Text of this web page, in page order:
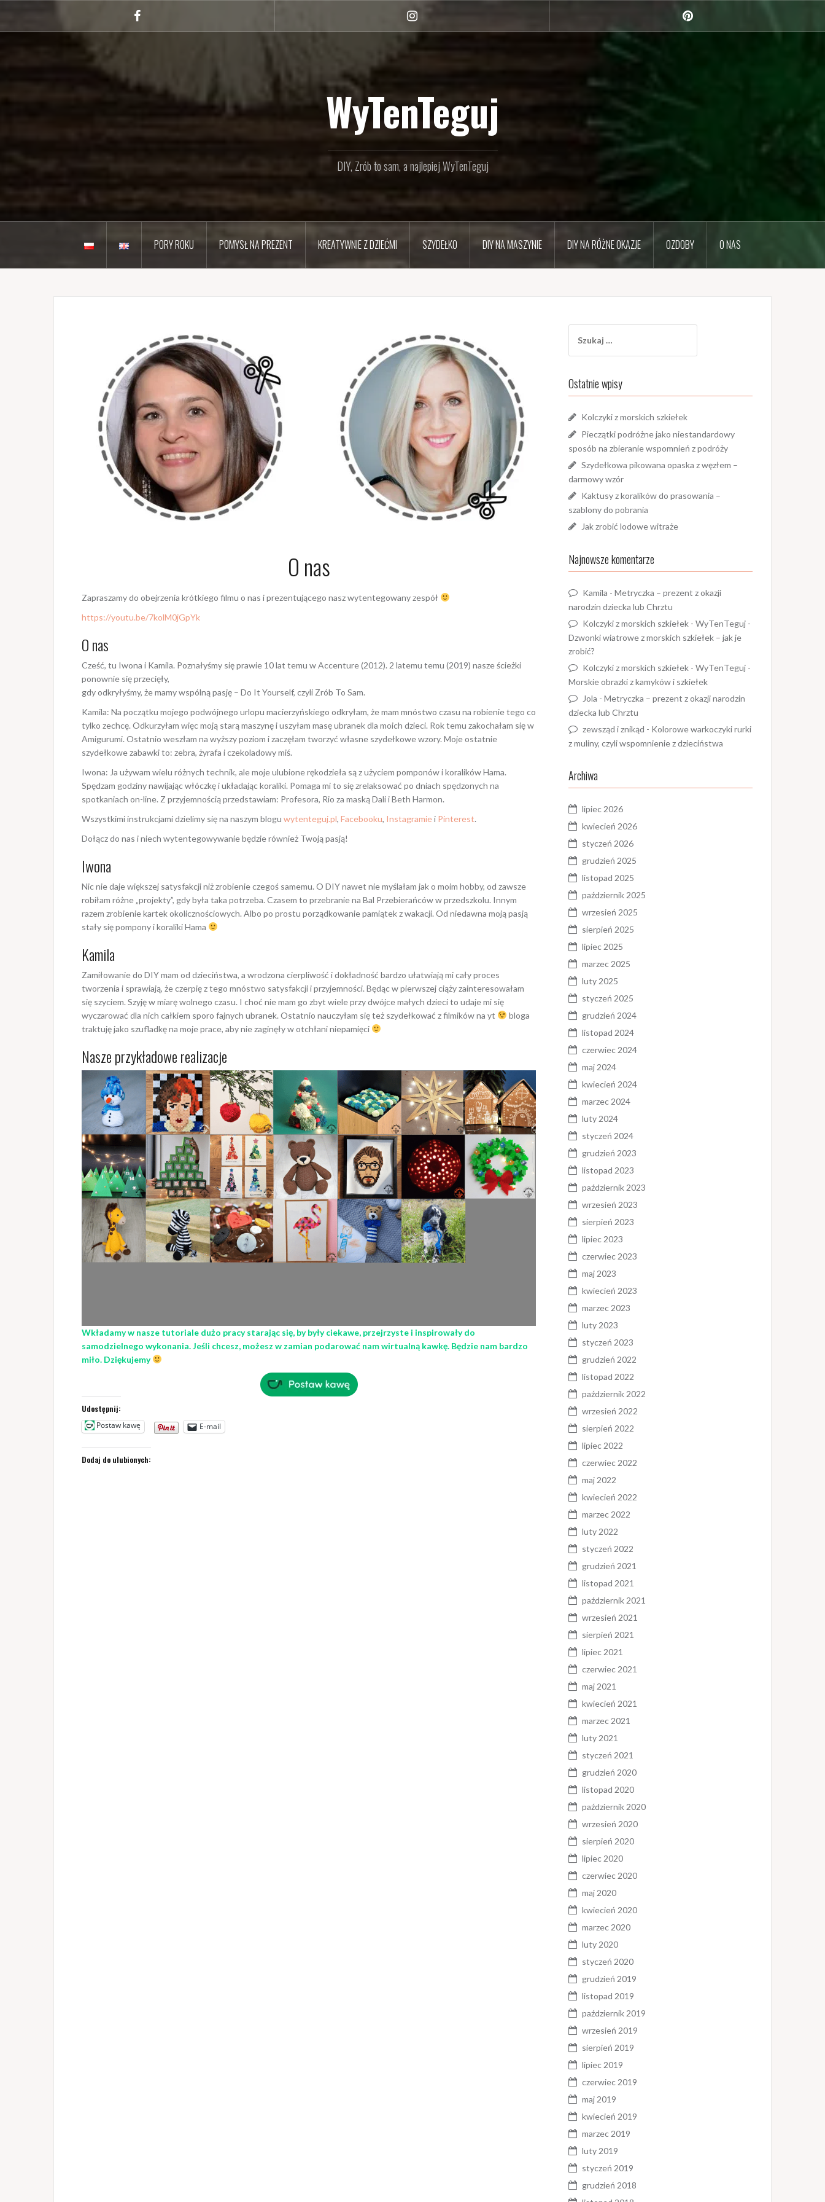
treści
WyTenTeguj
DIY, Zrób to sam, a najlepiej WyTenTeguj
PORY ROKU POMYSŁ NA PREZENT KREATYWNIE Z DZIEĆMI SZYDEŁKO DIY NA MASZYNIE DIY NA RÓŻNE OKAZJE OZDOBY O NAS
O nas
Zapraszamy do obejrzenia krótkiego filmu o nas i prezentującego nasz wytentegowany zespół
https://youtu.be/7kolM0jGpYk
O nas
Cześć, tu Iwona i Kamila. Poznałyśmy się prawie 10 lat temu w Accenture (2012). 2 latemu temu (2019) nasze ścieżki
ponownie się przecięły,
gdy odkryłyśmy, że mamy wspólną pasję – Do It Yourself, czyli Zrób To Sam.
Kamila: Na początku mojego podwójnego urlopu macierzyńskiego odkryłam, że mam mnóstwo czasu na robienie tego co
tylko zechcę. Odkurzyłam więc moją starą maszynę i uszyłam masę ubranek dla moich dzieci. Rok temu zakochałam się w
Amigurumi. Ostatnio weszłam na wyższy poziom i zaczęłam tworzyć własne szydełkowe wzory. Moje ostatnie
szydełkowe zabawki to: zebra, żyrafa i czekoladowy miś.
Iwona: Ja używam wielu różnych technik, ale moje ulubione rękodzieła są z użyciem pomponów i koralików Hama.
Spędzam godziny nawijając włóczkę i układając koraliki. Pomaga mi to się zrelaksować po dniach spędzonych na
spotkaniach on-line. Z przyjemnością przedstawiam: Profesora, Rio za maską Dali i Beth Harmon.
Wszystkimi instrukcjami dzielimy się na naszym blogu wytenteguj.pl, Facebooku, Instagramiei Pinterest.
Dołącz do nas i niech wytentegowywanie będzie również Twoją pasją!
Iwona
Nic nie daje większej satysfakcji niż zrobienie czegoś samemu. O DIY nawet nie myślałam jak o moim hobby, od zawsze
robiłam różne „projekty”, gdy była taka potrzeba. Czasem to przebranie na Bal Przebierańców w przedszkolu. Innym
razem zrobienie kartek okolicznościowych. Albo po prostu porządkowanie pamiątek z wakacji. Od niedawna moją pasją
stały się pompony i koraliki Hama
Kamila
Zamiłowanie do DIY mam od dzieciństwa, a wrodzona cierpliwość i dokładność bardzo ułatwiają mi cały proces
tworzenia i sprawiają, że czerpię z tego mnóstwo satysfakcji i przyjemności. Będąc w pierwszej ciąży zainteresowałam
się szyciem. Szyję w miarę wolnego czasu. I choć nie mam go zbyt wiele przy dwójce małych dzieci to udaje mi się
wyczarować dla nich całkiem sporo fajnych ubranek. Ostatnio nauczyłam się też szydełkować z filmików na yt
bloga
traktuję jako szufladkę na moje prace, aby nie zaginęły w otchłani niepamięci
Nasze przykładowe realizacje
Wkładamy w nasze tutoriale dużo pracy starając się, by były ciekawe, przejrzyste i inspirowały do
samodzielnego wykonania. Jeśli chcesz, możesz w zamian podarować nam wirtualną kawkę. Będzie nam bardzo
miło. Dziękujemy
Udostępnij:
Postaw kawę
E-mail
Dodaj do ulubionych:
Ostatnie wpisy
Kolczyki z morskich szkiełek
Pieczątki podróżne jako niestandardowy
sposób na zbieranie wspomnień z podróży
Szydełkowa pikowana opaska z węzłem –
darmowy wzór
Kaktusy z koralików do prasowania –
szablony do pobrania
Jak zrobić lodowe witraże
Najnowsze komentarze
Kamila - Metryczka – prezent z okazji
narodzin dziecka lub Chrztu
Kolczyki z morskich szkiełek - WyTenTeguj -
Dzwonki wiatrowe z morskich szkiełek – jak je
zrobić?
Kolczyki z morskich szkiełek - WyTenTeguj -
Morskie obrazki z kamyków i szkiełek
Jola - Metryczka – prezent z okazji narodzin
dziecka lub Chrztu
zewsząd i znikąd - Kolorowe warkoczyki rurki
z muliny, czyli wspomnienie z dzieciństwa
Archiwa
lipiec 2026
kwiecień 2026
styczeń 2026
grudzień 2025
listopad 2025
październik 2025
wrzesień 2025
sierpień 2025
lipiec 2025
marzec 2025
luty 2025
styczeń 2025
grudzień 2024
listopad 2024
czerwiec 2024
maj 2024
kwiecień 2024
marzec 2024
luty 2024
styczeń 2024
grudzień 2023
listopad 2023
październik 2023
wrzesień 2023
sierpień 2023
lipiec 2023
czerwiec 2023
maj 2023
kwiecień 2023
marzec 2023
luty 2023
styczeń 2023
grudzień 2022
listopad 2022
październik 2022
wrzesień 2022
sierpień 2022
lipiec 2022
czerwiec 2022
maj 2022
kwiecień 2022
marzec 2022
luty 2022
styczeń 2022
grudzień 2021
listopad 2021
październik 2021
wrzesień 2021
sierpień 2021
lipiec 2021
czerwiec 2021
maj 2021
kwiecień 2021
marzec 2021
luty 2021
styczeń 2021
grudzień 2020
listopad 2020
październik 2020
wrzesień 2020
sierpień 2020
lipiec 2020
czerwiec 2020
maj 2020
kwiecień 2020
marzec 2020
luty 2020
styczeń 2020
grudzień 2019
listopad 2019
październik 2019
wrzesień 2019
sierpień 2019
lipiec 2019
czerwiec 2019
maj 2019
kwiecień 2019
marzec 2019
luty 2019
styczeń 2019
grudzień 2018